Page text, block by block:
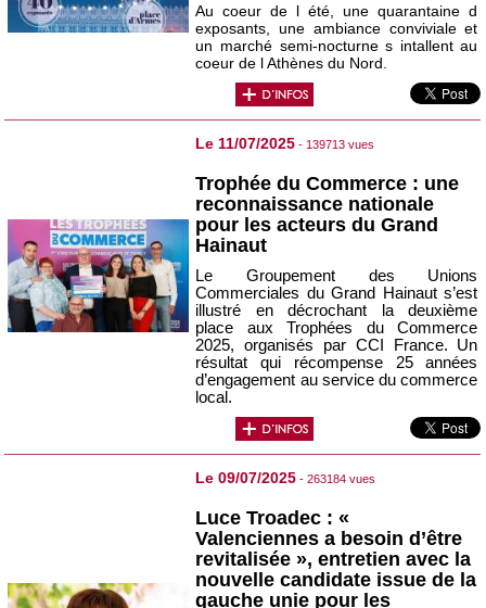
Au coeur de l été, une quarantaine d
exposants, une ambiance conviviale et
un marché semi-nocturne s intallent au
coeur de l Athènes du Nord.
Le 11/07/2025 - 139713 vues
Trophée du Commerce : une
reconnaissance nationale
pour les acteurs du Grand
Hainaut
Le Groupement des Unions
Commerciales du Grand Hainaut s’est
illustré en décrochant la deuxième
place aux Trophées du Commerce
2025, organisés par CCI France. Un
résultat qui récompense 25 années
d’engagement au service du commerce
local.
Le 09/07/2025 - 263184 vues
Luce Troadec : «
Valenciennes a besoin d’être
revitalisée », entretien avec la
nouvelle candidate issue de la
gauche unie pour les